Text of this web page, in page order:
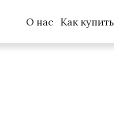
О нас Как купить